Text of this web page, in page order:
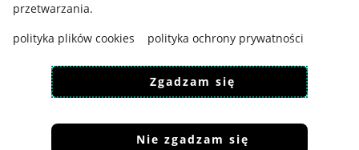
przetwarzania.
polityka plików cookies
polityka ochrony prywatności
Zgadzam się
Nie zgadzam się